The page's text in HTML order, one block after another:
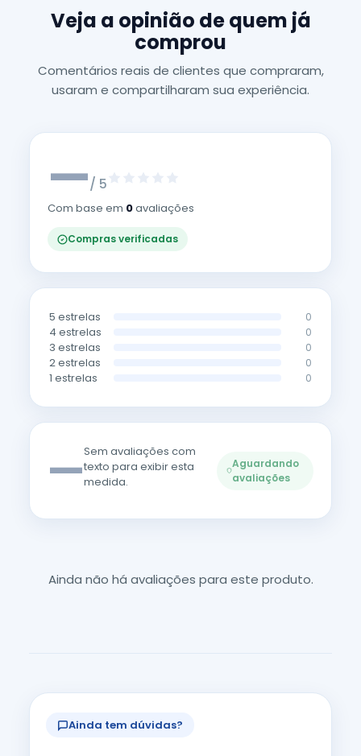
Veja a opinião de quem já
comprou
Comentários reais de clientes que compraram,
usaram e compartilharam sua experiência.
—/ 5
Com base em 0avaliações
Compras verificadas
5 estrelas 0
4 estrelas 0
3 estrelas 0
2 estrelas 0
1 estrelas 0
—Sem avaliações com
texto para exibir esta
medida.
Aguardando
avaliações
Ainda não há avaliações para este produto.
Ainda tem dúvidas?